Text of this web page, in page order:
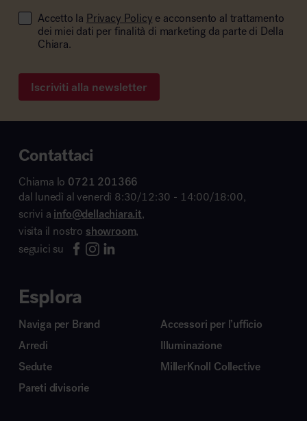
Accetto la Privacy Policy e acconsento al trattamento
dei miei dati per finalità di marketing da parte di Della
Chiara.
Iscriviti alla newsletter
Contattaci
Chiama lo 0721 201366
dal lunedì al venerdì 8:30/12:30 - 14:00/18:00,
scrivi a info@dellachiara.it,
visita il nostro showroom,
seguici su
Esplora
Naviga per Brand
Arredi
Sedute
Pareti divisorie
Accessori per l’ufficio
Illuminazione
MillerKnoll Collective